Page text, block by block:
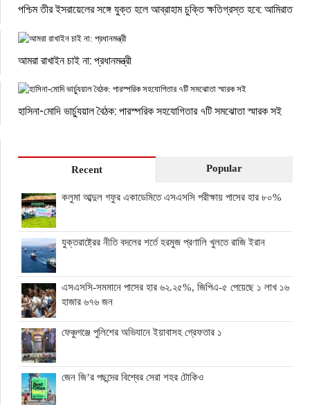
পশ্চিম তীর ইসরায়েলের সঙ্গে যুক্ত হলে আব্রাহাম চুক্তি ক্ষতিগ্রস্ত হবে: আমিরাত
আমরা রাখাইন চাই না: প্রধানমন্ত্রী
হাসিনা-মোদি ভার্চ্যুয়াল বৈঠক: পারস্পরিক সহযোগিতার ৭টি সমঝোতা স্মারক সই
Recent Popular
কলুমা আব্দুল গফুর একাডেমিতে এসএসসি পরীক্ষায় পাসের হার ৮০%
যুক্তরাষ্ট্রের নীতি বদলের শর্তে হরমুজ প্রণালি খুলতে রাজি ইরান
এসএসসি-সমমানে পাসের হার ৬২.২৫%, জিপিএ-৫ পেয়েছে ১ লাখ ১৬
হাজার ৬৭৬ জন
ফেঞ্চুগঞ্জে পুলিশের অভিযানে ইয়াবাসহ গ্রেফতার ১
জেন জি’র পছন্দের বিশ্বের সেরা শহর টোকিও